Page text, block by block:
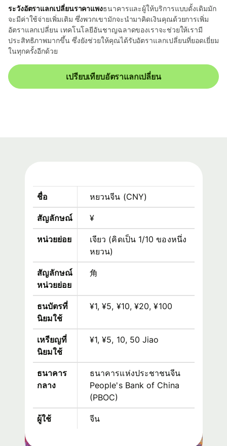
ระวังอัตราแลกเปลี่ยนราคาแพงธนาคารและผู้ให้บริการแบบดั้งเดิมมัก
จะมีค่าใช้จ่ายเพิ่มเติม ซึ่งพวกเขามักจะนำมาคิดเงินคุณด้วยการเพิ่ม
อัตราแลกเปลี่ยน เทคโนโลยีอันชาญฉลาดของเราจะช่วยให้เรามี
ประสิทธิภาพมากขึ้น ซึ่งยังช่วยให้คุณได้รับอัตราแลกเปลี่ยนที่ยอดเยี่ยม
ในทุกครั้งอีกด้วย
เปรียบเทียบอัตราแลกเปลี่ยน
ชื่อ หยวนจีน (CNY)
สัญลักษณ์ ¥
หน่วยย่อย
เจียว (คิดเป็น 1/10 ของหนึ่ง
หยวน)
สัญลักษณ์
หน่วยย่อย
角
ธนบัตรที่
นิยมใช้
¥1, ¥5, ¥10, ¥20, ¥100
เหรียญที่
นิยมใช้
¥1, ¥5, 10, 50 Jiao
ธนาคาร
กลาง
ธนาคารแห่งประชาชนจีน
People's Bank of China
(PBOC)
ผู้ใช้ จีน